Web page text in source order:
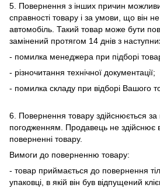
5. Повернення з інших причин
справності товару і за умови, що він
автомобіль. Такий товар може бути
замінений протягом 14 днів з
- помилка менеджера при підборі
- різночитання технічної документації;
- помилка складу при відборі Вашого
6. Повернення товару здійснюється за
погодженням. Продавець не здійснює
поверненні товару.
Вимоги до поверненню товару:
- товар приймається до повернення
упаковці, в якій він був відпущений